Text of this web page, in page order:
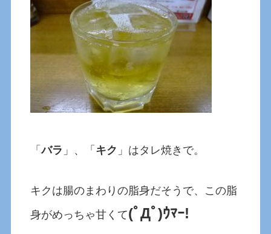
「バラ 」、「 キク 」はタレ焼きで。
キクは腸のまわりの脂身だそうで、この脂
身がめっちゃ甘くて(ﾟДﾟ)ｳﾏｰ!